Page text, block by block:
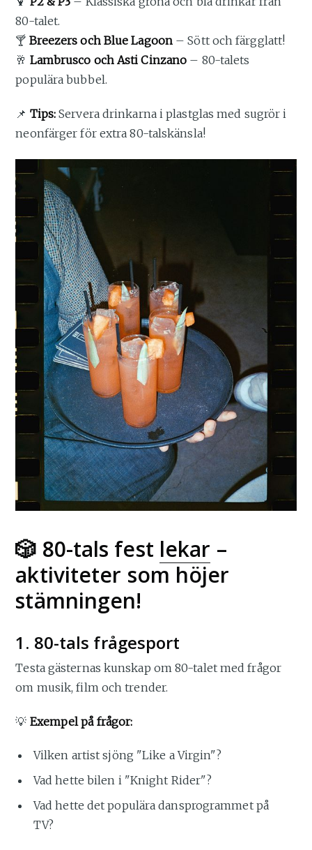
80-talet.
🍸 Breezers och Blue Lagoon – Sött och färgglatt!
🥂 Lambrusco och Asti Cinzano – 80-talets
populära bubbel.
📌 Tips: Servera drinkarna i plastglas med sugrör i
neonfärger för extra 80-talskänsla!
🎲 80-tals fest lekar –
aktiviteter som höjer
stämningen!
1. 80-tals frågesport
Testa gästernas kunskap om 80-talet med frågor
om musik, film och trender.
💡 Exempel på frågor:
Vilken artist sjöng "Like a Virgin"?
Vad hette bilen i "Knight Rider"?
Vad hette det populära dansprogrammet på
TV?